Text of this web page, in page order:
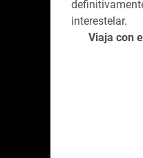
interestelar.
Viaja con